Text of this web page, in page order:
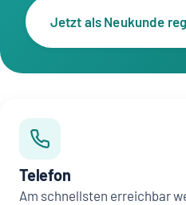
Jetzt als Neukunde
Telefon
Am schnellsten erreichbar